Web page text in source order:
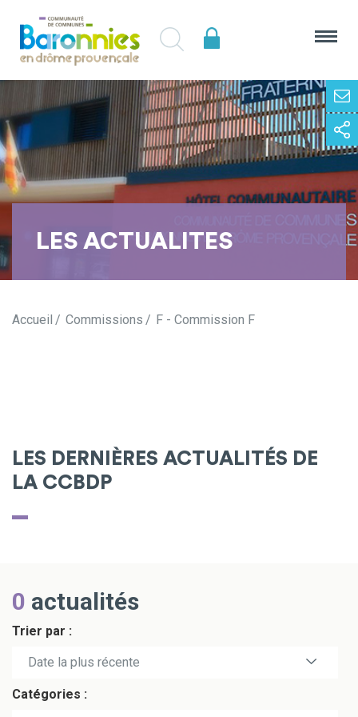
LES ACTUALITES
Accueil Commissions F - Commission F
LES DERNIÈRES ACTUALITÉS DE
LA CCBDP
0 actualités
Trier par :
Date la plus récente
Date la plus ancienne
Catégories :